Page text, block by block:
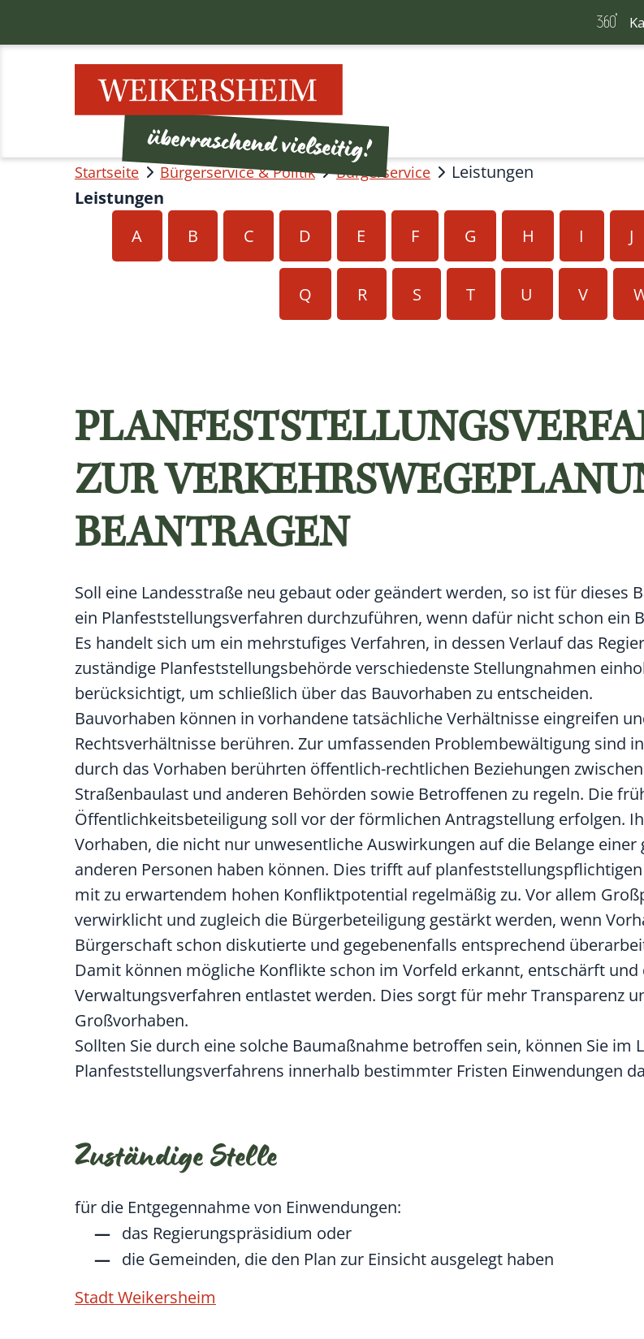
Startseite Bürgerservice & Politik Bürgerservice
Leistungen
Leistungen
A
B C D E F G H I J
Q R S T U V
ZUR
BEANTRAGEN
Soll eine Landesstraße neu gebaut oder geändert werden, so ist für dieses
ein Planfeststellungsverfahren durchzuführen, wenn dafür nicht schon ein
Es handelt sich um ein mehrstufiges Verfahren, in dessen Verlauf das
zuständige Planfeststellungsbehörde verschiedenste Stellungnahmen
berücksichtigt, um schließlich über das Bauvorhaben zu entscheiden.
Bauvorhaben können in vorhandene tatsächliche Verhältnisse eingreifen
Rechtsverhältnisse berühren. Zur umfassenden Problembewältigung sind
durch das Vorhaben berührten öffentlich-rechtlichen Beziehungen
Straßenbaulast und anderen Behörden sowie Betroffenen zu regeln. Die
Öffentlichkeitsbeteiligung soll vor der förmlichen Antragstellung erfolgen.
Vorhaben, die nicht nur unwesentliche Auswirkungen auf die Belange einer
anderen Personen haben können. Dies trifft auf
mit zu erwartendem hohen Konfliktpotential regelmäßig zu. Vor allem
verwirklicht und zugleich die Bürgerbeteiligung gestärkt werden, wenn
Bürgerschaft schon diskutierte und gegebenenfalls entsprechend
Damit können mögliche Konflikte schon im Vorfeld erkannt, entschärft und
Verwaltungsverfahren entlastet werden. Dies sorgt für mehr Transparenz
Großvorhaben.
Sollten Sie durch eine solche Baumaßnahme betroffen sein, können Sie im
Planfeststellungsverfahrens innerhalb bestimmter Fristen Einwendungen
Zuständige Stelle
für die Entgegennahme von Einwendungen:
das Regierungspräsidium oder
die Gemeinden, die den Plan zur Einsicht ausgelegt haben
Stadt Weikersheim